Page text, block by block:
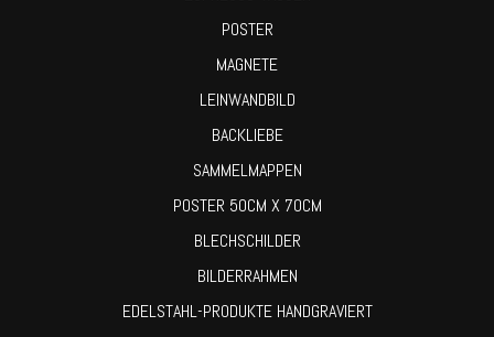
POSTER
MAGNETE
LEINWANDBILD
BACKLIEBE
SAMMELMAPPEN
POSTER 50CM X 70CM
BLECHSCHILDER
BILDERRAHMEN
EDELSTAHL-PRODUKTE HANDGRAVIERT